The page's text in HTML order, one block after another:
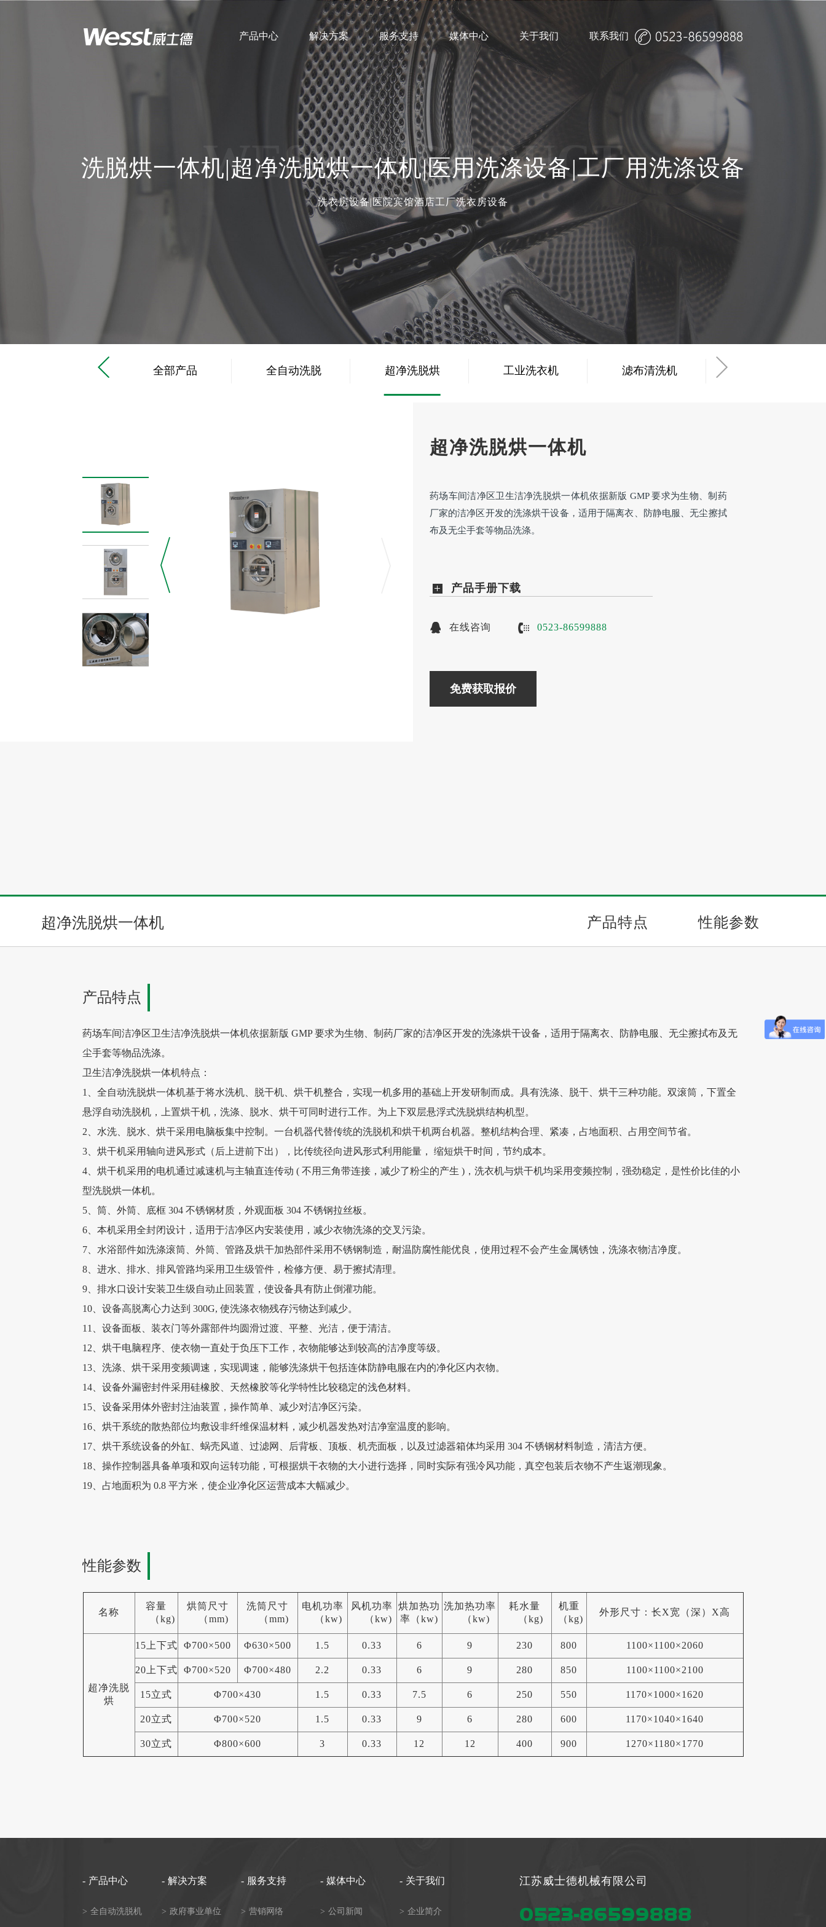
产品中心 解决方案 服务支持 媒体中心 关于我们 联系我们
滤布清洗机
工业烫平机
工业脱水机
营销网络 售后服务 客户案例 招商加盟
公司新闻 行业动态 技术支持
发展历程 组织架构 荣誉资质 社会招聘
WESST PRODUCT
洗脱烘一体机|超净洗脱烘一体机|医用洗涤设备|工厂用洗涤设备
洗衣房设备|医院宾馆酒店工厂洗衣房设备
全部产品 全自动洗脱 超净洗脱烘 工业洗衣机 滤布清洗机
超净洗脱烘一体机
药场车间洁净区卫生洁净洗脱烘一体机依据新版 GMP 要求为生物、制药
厂家的洁净区开发的洗涤烘干设备，适用于隔离衣、防静电服、无尘擦拭
布及无尘手套等物品洗涤。
产品手册下载
在线咨询 0523-86599888
免费获取报价
超净洗脱烘一体机 产品特点 性能参数
产品特点
药场车间洁净区卫生洁净洗脱烘一体机依据新版 GMP 要求为生物、制药厂家的洁净区开发的洗涤烘干设备，适用于隔离衣、防静电服、无尘擦拭布及无
尘手套等物品洗涤。
卫生洁净洗脱烘一体机特点：
1、全自动洗脱烘一体机基于将水洗机、脱干机、烘干机整合，实现一机多用的基础上开发研制而成。具有洗涤、脱干、烘干三种功能。双滚筒，下置全
悬浮自动洗脱机，上置烘干机，洗涤、脱水、烘干可同时进行工作。为上下双层悬浮式洗脱烘结构机型。
2、水洗、脱水、烘干采用电脑板集中控制。一台机器代替传统的洗脱机和烘干机两台机器。整机结构合理、紧凑，占地面积、占用空间节省。
3、烘干机采用轴向进风形式（后上进前下出），比传统径向进风形式利用能量， 缩短烘干时间，节约成本。
4、烘干机采用的电机通过减速机与主轴直连传动 ( 不用三角带连接，减少了粉尘的产生 )，洗衣机与烘干机均采用变频控制，强劲稳定，是性价比佳的小
型洗脱烘一体机。
5、筒、外筒、底框 304 不锈钢材质，外观面板 304 不锈钢拉丝板。
6、本机采用全封闭设计，适用于洁净区内安装使用，减少衣物洗涤的交叉污染。
7、水浴部件如洗涤滚筒、外筒、管路及烘干加热部件采用不锈钢制造，耐温防腐性能优良，使用过程不会产生金属锈蚀，洗涤衣物洁净度。
8、进水、排水、排风管路均采用卫生级管件，检修方便、易于擦拭清理。
9、排水口设计安装卫生级自动止回装置，使设备具有防止倒灌功能。
10、设备高脱离心力达到 300G, 使洗涤衣物残存污物达到减少。
11、设备面板、装衣门等外露部件均圆滑过渡、平整、光洁，便于清洁。
12、烘干电脑程序、使衣物一直处于负压下工作，衣物能够达到较高的洁净度等级。
13、洗涤、烘干采用变频调速，实现调速，能够洗涤烘干包括连体防静电服在内的净化区内衣物。
14、设备外漏密封件采用硅橡胶、天然橡胶等化学特性比较稳定的浅色材料。
15、设备采用体外密封注油装置，操作简单、减少对洁净区污染。
16、烘干系统的散热部位均敷设非纤维保温材料，减少机器发热对洁净室温度的影响。
17、烘干系统设备的外缸、蜗壳风道、过滤网、后背板、顶板、机壳面板，以及过滤器箱体均采用 304 不锈钢材料制造，清洁方便。
18、操作控制器具备单项和双向运转功能，可根据烘干衣物的大小进行选择，同时实际有强冷风功能，真空包装后衣物不产生返潮现象。
19、占地面积为 0.8 平方米，使企业净化区运营成本大幅减少。
性能参数
名称
容量
（kg)
烘筒尺寸
（mm)
洗筒尺寸
（mm)
电机功率
（kw)
风机功率
（kw)
烘加热功
率（kw)
洗加热功率
（kw)
耗水量
（kg)
机重
（kg)
外形尺寸：长X宽（深）X高
超净洗脱
烘
15上下式 Φ700×500 Φ630×500 1.5 0.33 6 9 230 800 1100×1100×2060
20上下式 Φ700×520 Φ700×480 2.2 0.33 6 9 280 850 1100×1100×2100
15立式 Φ700×430 1.5 0.33 7.5 6 250 550 1170×1000×1620
20立式 Φ700×520 1.5 0.33 9 6 280 600 1170×1040×1640
30立式 Φ800×600 3 0.33 12 12 400 900 1270×1180×1770
- 产品中心
> 全自动洗脱机
- 解决方案
> 政府事业单位
- 服务支持
> 营销网络
- 媒体中心
> 公司新闻
- 关于我们
> 企业简介
江苏威士德机械有限公司
0523-86599888